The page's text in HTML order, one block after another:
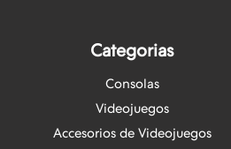
Categorias
Consolas
Videojuegos
Accesorios de Videojuegos